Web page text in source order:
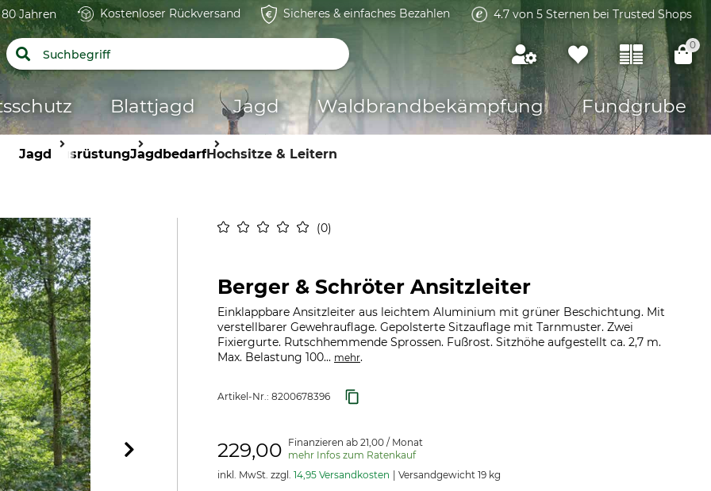
Jahren Kostenloser Rückversand Sicheres & einfaches Bezahlen 4.7 von 5 Sternen bei Trusted Shops
0
Blattjagd Jagd Waldbrandbekämpfung Fundgrube
Jagd AusrüstungJagdbedarfHochsitze & Leitern
0
Berger & Schröter Ansitzleiter
Einklappbare Ansitzleiter aus leichtem Aluminium mit grüner Beschichtung. Mit
verstellbarer Gewehrauflage. Gepolsterte Sitzauflage mit Tarnmuster. Zwei
Fixiergurte. Rutschhemmende Sprossen. Fußrost. Sitzhöhe aufgestellt ca. 2,7 m.
Max. Belastung 100... mehr.
Artikel-Nr.: 8200678396
229,00 Finanzieren ab 21,00 / Monat
mehr Infos zum Ratenkauf
inkl. MwSt. zzgl. 14,95 Versandkosten Versandgewicht 19 kg